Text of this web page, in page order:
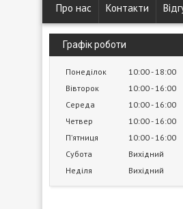
Про нас Контакти
Графік роботи
Понеділок 10:00 18:00
Вівторок
10:00 16:00
Середа
10:00 16:00
Четвер
10:00 16:00
Пʼятниця
10:00 16:00
Субота
Вихідний
Неділя
Вихідний